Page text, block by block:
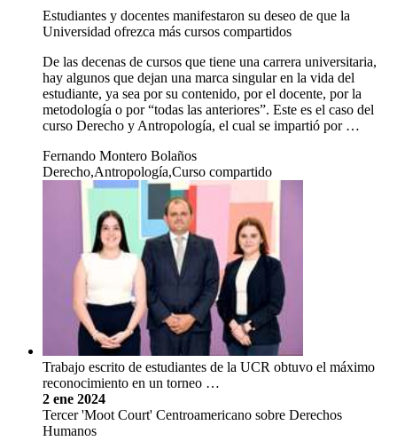
Estudiantes y docentes manifestaron su deseo de que la
Universidad ofrezca más cursos compartidos
De las decenas de cursos que tiene una carrera universitaria,
hay algunos que dejan una marca singular en la vida del
estudiante, ya sea por su contenido, por el docente, por la
metodología o por “todas las anteriores”. Este es el caso del
curso Derecho y Antropología, el cual se impartió por …
Fernando Montero Bolaños
Derecho,Antropología,Curso compartido
Trabajo escrito de estudiantes de la UCR obtuvo el máximo
reconocimiento en un torneo …
2 ene 2024
Tercer 'Moot Court' Centroamericano sobre Derechos
Humanos